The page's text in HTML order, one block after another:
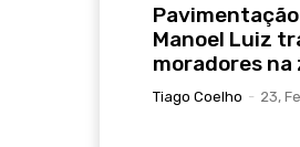
Manoel Luiz
moradores na
Tiago Coelho - 23,